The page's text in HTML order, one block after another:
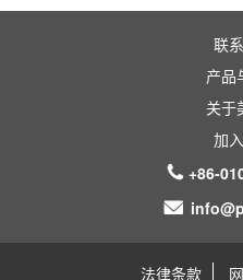
联
产品
关于
加
+86-
法律条款